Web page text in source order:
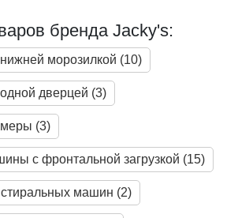
бренда Jacky's:
морозилкой (10)
дверцей (3)
(3)
с фронтальной загрузкой (15)
машин (2)